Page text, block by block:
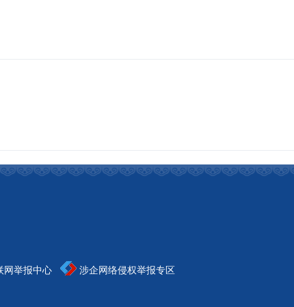
网举报中心
涉企网络侵权举报专区